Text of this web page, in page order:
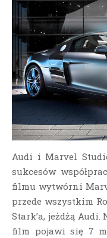
Audi i Marvel
sukcesów
filmu wytwórni
przede wszystkim
Stark’a, jeżdżą
film pojawi się 7